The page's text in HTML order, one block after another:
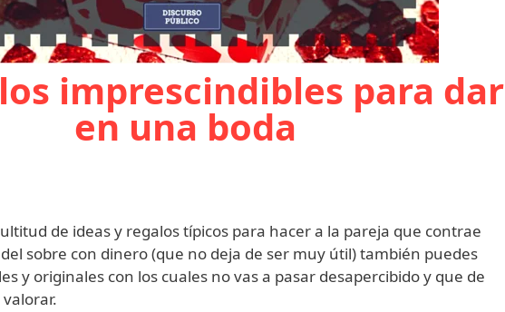
imprescindibles para dar
en una boda
de ideas y regalos típicos para hacer a la pareja que contrae
sobre con dinero (que no deja de ser muy útil) también puedes
y originales con los cuales no vas a pasar desapercibido y que de